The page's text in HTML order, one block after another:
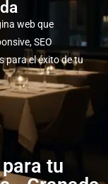
web que
SEO
para el éxito de tu
tu